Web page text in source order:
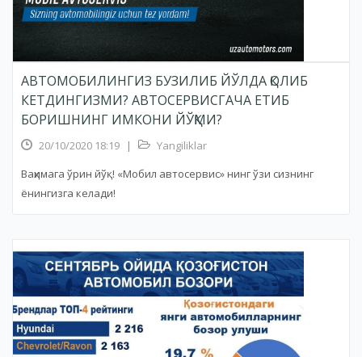
АВТОМОБИЛИНГИЗ БУЗИЛИБ ЙЎЛДА ҚОЛИБ
КЕТДИНГИЗМИ? АВТОСЕРВИСГАЧА ЕТИБ
БОРИШНИНГ ИМКОНИ ЙЎҚМИ?
20/10/2020 18:19 |
Yangiliklar
Ваҳимага ўрин йўқ! «Мобил автосервис» нинг ўзи сизнинг
ёнингизга келади!